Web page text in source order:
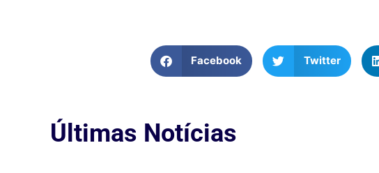
Facebook Twitter
Últimas Notícias